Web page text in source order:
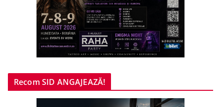
Recom SID ANGAJEAZĂ!